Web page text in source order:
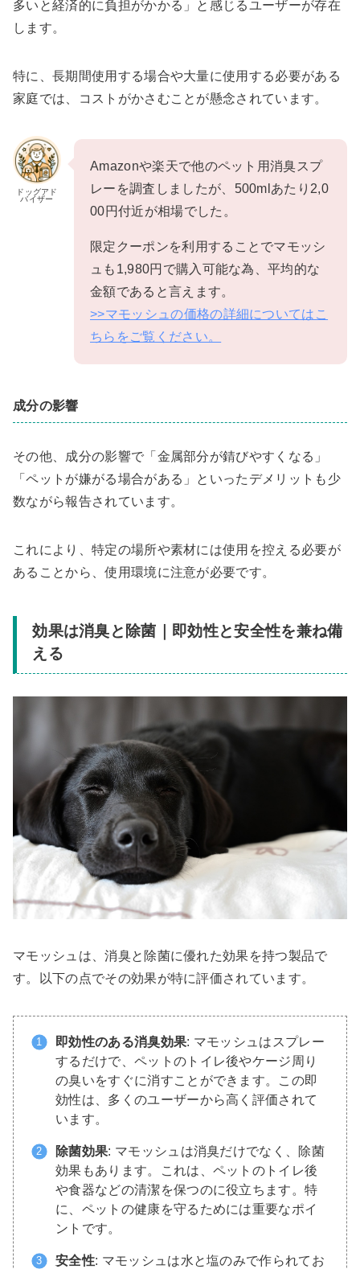
多いと経済的に負担がかかる」と感じるユーザーが存在
します。
特に、長期間使用する場合や大量に使用する必要がある
家庭では、コストがかさむことが懸念されています。
ドッグアド
バイザー
Amazonや楽天で他のペット用消臭スプ
レーを調査しましたが、500mlあたり2,0
00円付近が相場でした。
限定クーポンを利用することでマモッシ
ュも1,980円で購入可能な為、平均的な
金額であると言えます。
>>マモッシュの価格の詳細についてはこ
ちらをご覧ください。
成分の影響
その他、成分の影響で「金属部分が錆びやすくなる」
「ペットが嫌がる場合がある」といったデメリットも少
数ながら報告されています。
これにより、特定の場所や素材には使用を控える必要が
あることから、使用環境に注意が必要です。
効果は消臭と除菌｜即効性と安全性を兼ね備
える
マモッシュは、消臭と除菌に優れた効果を持つ製品で
す。以下の点でその効果が特に評価されています。
即効性のある消臭効果: マモッシュはスプレー
するだけで、ペットのトイレ後やケージ周り
の臭いをすぐに消すことができます。この即
効性は、多くのユーザーから高く評価されて
います。
除菌効果: マモッシュは消臭だけでなく、除菌
効果もあります。これは、ペットのトイレ後
や食器などの清潔を保つのに役立ちます。特
に、ペットの健康を守るためには重要なポイ
ントです。
安全性: マモッシュは水と塩のみで作られてお